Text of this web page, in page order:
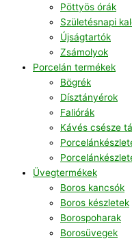
Pöttyös órák
Születésnapi
Újságtartók
Zsámolyok
Porcelán termékek
Bögrék
Dísztányérok
Faliórák
Kávés csésze
Üvegtermékek
Boros kancsók
Boros készletek
Borospoharak
Borosüvegek